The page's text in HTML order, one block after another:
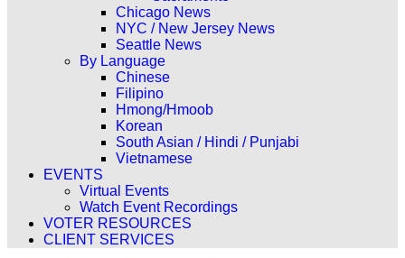
Chicago News
NYC / New Jersey News
Seattle News
By Language
Chinese
Filipino
Hmong/Hmoob
Korean
South Asian / Hindi / Punjabi
Vietnamese
EVENTS
Virtual Events
Watch Event Recordings
VOTER RESOURCES
CLIENT SERVICES